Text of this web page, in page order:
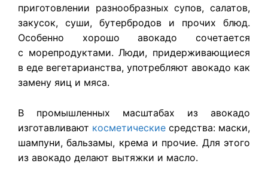
приготовлении разнообразных супов, салатов,
закусок, суши, бутербродов и прочих блюд.
Особенно хорошо авокадо сочетается
с морепродуктами. Люди, придерживающиеся
в еде вегетарианства, употребляют авокадо как
замену яиц и мяса.
В промышленных масштабах из авокадо
изготавливают косметические средства: маски,
шампуни, бальзамы, крема и прочие. Для этого
из авокадо делают вытяжки и масло.